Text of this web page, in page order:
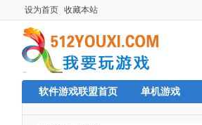
设为首页 收藏本站
软件游戏联盟首页 单机游戏